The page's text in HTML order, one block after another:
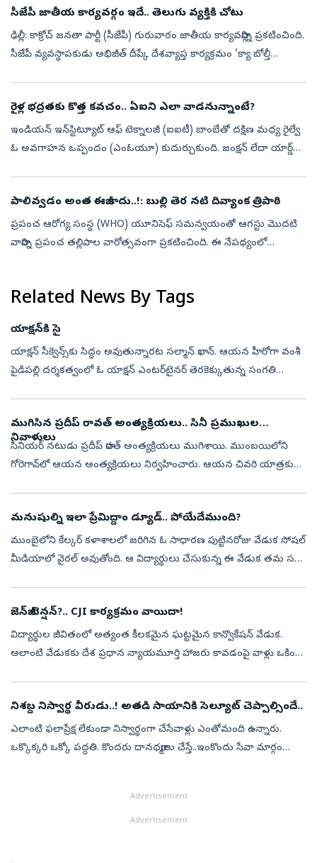
సీజేపీ జాతీయ కార్యవర్గం ఇదే.. తెలుగు వ్యక్తికి చోటు
ఢిల్లీ: కాక్రోచ్ జనతా పార్టీ (సీజేపీ) గురువారం జాతీయ కార్యవర్గాన్ని ప్రకటించింది.
సీజేపీ వ్యవస్థాపకుడు అభిజీత్ దీప్కే దేశవ్యాప్త కార్యక్రమం ‘క్యా బోల్తీ
రైళ్ల భద్రతకు కొత్త కవచం.. ఏఐని ఎలా వాడనున్నాంటే?
ఇండియన్ ఇన్‌స్టిట్యూట్ ఆఫ్ టెక్నాలజీ (ఐఐటీ) బాంబేతో దక్షిణ మధ్య రైల్వే
ఓ అవగాహన ఒప్పందం (ఎంఓయూ) కుదుర్చుకుంది. జంక్షన్ లేదా యార్డ్
పాలివ్వడం అంత ఈజీ కాదు..!: బుల్లి తెర నటి దివ్యాంక త్రిపాఠి
ప్రపంచ ఆరోగ్య సంస్థ (WHO) యూనిసెఫ్ సమన్వయంతో ఆగస్టు మొదటి
వారాన్ని ప్రపంచ తల్లిపాల వారోత్సవంగా ప్రకటించింది. ఈ నేపథ్యంలో
Related News By Tags
యాక్షన్‌కి సై
యాక్షన్‌ సీక్వెన్స్‌కు సిద్ధం అవుతున్నారట సల్మాన్‌ ఖాన్‌. ఆయన హీరోగా వంశీ
పైడిపల్లి దర్శకత్వంలో ఓ యాక్షన్‌ ఎంటర్‌టైనర్‌ తెరకెక్కుతున్న సంగతి
ముగిసిన ప్రదీప్ రావత్ అంత్యక్రియలు.. సినీ ప్రముఖుల
నివాళులు
సీనియర్ నటుడు ప్రదీప్ రావత్ అంత్యక్రియలు ముగిశాయి. ముంబయిలోని
గోరెగావ్‌లో ఆయన అంత్యక్రియలు నిర్వహించారు. ఆయన చివరి యాత్రకు
మనుషుల్ని ఇలా ప్రేమిద్దాం డ్యూడ్‌.. పోయేదేముంది?
ముంబైలోని కేల్కర్ కళాశాలలో జరిగిన ఓ సాధారణ పుట్టినరోజు వేడుక సోషల్
మీడియాలో వైరల్‌ అవుతోంది. ఆ విద్యార్థులు చేసుకున్న ఈ వేడుక తమ సహ
జెన్‌జీ టెన్షన్‌?.. CJI కార్యక్రమం వాయిదా!
విద్యార్థుల జీవితంలో అత్యంత కీలకమైన ఘట్టమైన కాన్వొకేషన్‌ వేడుక.
అలాంటి వేడుకకు దేశ ప్రధాన న్యాయమూర్తి హాజరు కావడంపై వాళ్లు ఒకింత
నిశబ్ద నిస్వార్థ వీరుడు..! అతడి సాయానికి సెల్యూట్‌ చెప్పాల్సిందే..
ఎలాంటి ఫలాప్రేక్ష లేకుండా నిస్వార్థంగా చేసేవాళ్లు ఎంతోమంది ఉన్నారు.
ఒక్కొక్కరి ఒక్కో పద్ధతి. కొందరు దానధర్మాలు చేస్తే..ఇంకొందు సేవా మార్గం
Advertisement
Advertisement